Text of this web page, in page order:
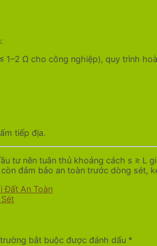
:
1–2 Ω cho công nghiệp), quy trình
tiếp địa.
tư nên tuân thủ khoảng cách s ≥ L
đảm bảo an toàn trước dòng sét,
Đất An Toàn
bắt buộc được đánh dấu *